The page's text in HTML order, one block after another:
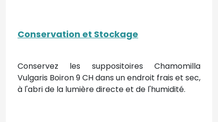
Conservation et Stockage
Conservez les suppositoires Chamomilla
Vulgaris Boiron 9 CH dans un endroit frais et sec,
à l'abri de la lumière directe et de l'humidité.